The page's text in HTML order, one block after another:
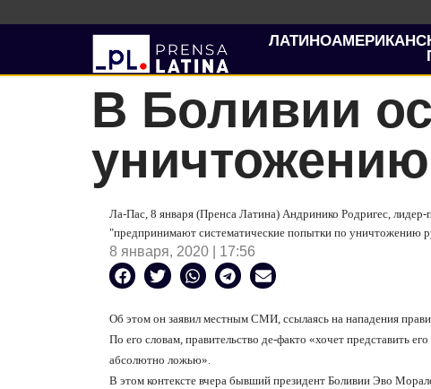
В Боливии
Ла-Пас, 8 января (Пренса Латина) Андринико Родригес, лидер-
"предпринимают систематические попытки по уничтожению
8 января, 2020 | 17:56
Об этом он заявил местным СМИ, ссылаясь на нападения
По его словам, правительство де-факто «хочет представить
абсолютно ложью».
В этом контексте вчера бывший президент Боливии Эво